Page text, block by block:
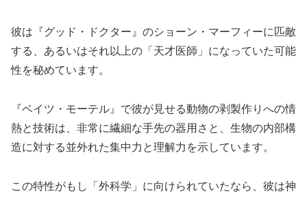
彼は『グッド・ドクター』のショーン・マーフィーに匹敵
する、あるいはそれ以上の「天才医師」になっていた可能
性を秘めています。
『ベイツ・モーテル』で彼が見せる動物の剥製作りへの情
熱と技術は、非常に繊細な手先の器用さと、生物の内部構
造に対する並外れた集中力と理解力を示しています。
この特性がもし「外科学」に向けられていたなら、彼は神